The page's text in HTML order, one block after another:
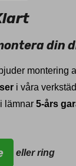
din
montering
i våra
lämnar 5-års
eller ring